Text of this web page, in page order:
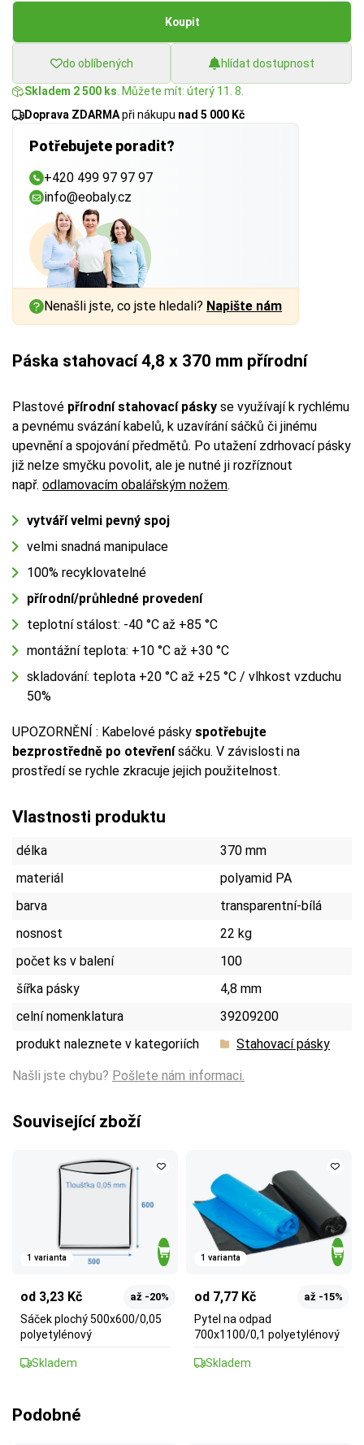
Koupit
do oblíbených hlídat dostupnost
Skladem 2 500 ks . Můžete mít: úterý 11. 8.
Doprava ZDARMApři nákupu nad 5 000 Kč
Potřebujete poradit?
+420 499 97 97 97
info@eobaly.cz
Nenašli jste, co jste hledali? Napište nám
Páska stahovací 4,8 x 370 mm přírodní
Plastové přírodní stahovací pásky se využívají k rychlému
a pevnému svázání kabelů, k uzavírání sáčků či jinému
upevnění a spojování předmětů. Po utažení zdrhovací pásky
již nelze smyčku povolit, ale je nutné ji rozříznout
např. odlamovacím obalářským nožem.
vytváří velmi pevný spoj
velmi snadná manipulace
100% recyklovatelné
přírodní/průhledné provedení
teplotní stálost: -40 °C až +85 °C
montážní teplota: +10 °C až +30 °C
skladování: teplota +20 °C až +25 °C / vlhkost vzduchu
50%
UPOZORNĚNÍ : Kabelové pásky spotřebujte
bezprostředně po otevřenísáčku. V závislosti na
prostředí se rychle zkracuje jejich použitelnost.
Vlastnosti produktu
délka
370 mm
materiál
polyamid PA
barva
transparentní-bílá
nosnost
22 kg
počet ks v balení
100
šířka pásky
4,8 mm
celní nomenklatura
39209200
produkt naleznete v kategoriích
Stahovací pásky
Našli jste chybu? Pošlete nám informaci.
Související zboží
1 varianta
od 3,23 Kč až -20%
Sáček plochý 500x600/0,05
polyetylénový
Skladem
1 varianta
od 7,77 Kč až -15%
Pytel na odpad
700x1100/0,1 polyetylénový
Skladem
Podobné